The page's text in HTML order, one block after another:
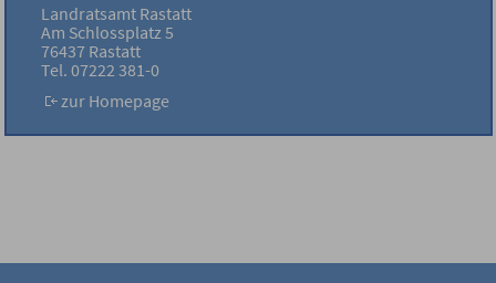
Landratsamt Rastatt
Am Schlossplatz 5
76437 Rastatt
Tel. 07222 381-0
zur Homepage